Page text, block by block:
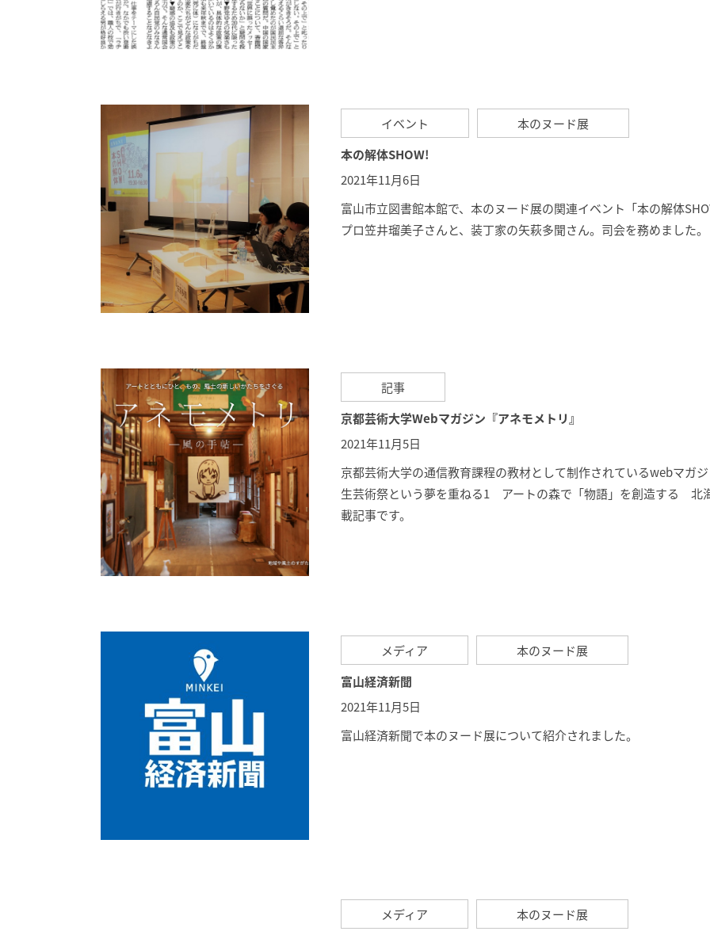
イベント
本のヌード展
本の解体SHOW!
2021年11月6日
富山市立図書館本館で、本のヌード展の関連イベント「本の解体
プロ笠井瑠美子さんと、装丁家の矢萩多聞さん。司会を務めました。
記事
京都芸術大学Webマガジン『アネモメトリ』
2021年11月5日
京都芸術大学の通信教育課程の教材として制作されているwebマガ
生芸術祭という夢を重ねる1 アートの森で「物語」を創造する 北
載記事です。
メディア
本のヌード展
富山経済新聞
2021年11月5日
富山経済新聞で本のヌード展について紹介されました。
メディア
本のヌード展